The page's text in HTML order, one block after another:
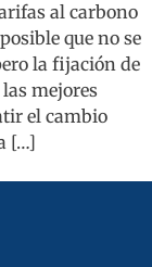
al carbono
que no se
la fijación de
mejores
el cambio
[…]